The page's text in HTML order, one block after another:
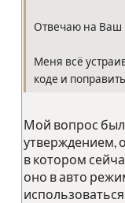
Отвечаю на Ваш
Меня всё
коде и
Мой вопрос
утверждением,
в котором
оно в авто